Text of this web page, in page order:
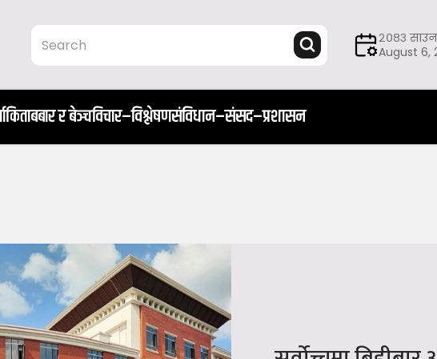
२०८३
August 6,
किताबबार र बेञ्चविचार–विश्लेषणसंविधान–संसद–प्रशासन